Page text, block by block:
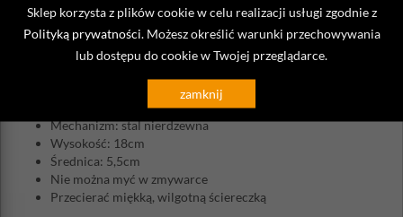
Sklep korzysta z plików cookie w celu realizacji usługi zgodnie z
Polityką prywatności . Możesz określić warunki przechowywania
lub dostępu do cookie w Twojej przeglądarce.
zamknij
synonimem znakomitych produktów we francuskiej kuchni. Poza
szeroką ofertą profesjonalnych młynków do mielenia, w ostatnim
okresie rozwija także innowacyjne i wysokiej jakości produkty
winiarskie, barmańskie i sommelierskie.
Materiał: stal nierdzewna
Powierzchnia: inox
Mechanizm: stal nierdzewna
Wysokość: 18cm
Średnica: 5,5cm
Nie można myć w zmywarce
Przecierać miękką, wilgotną ściereczką